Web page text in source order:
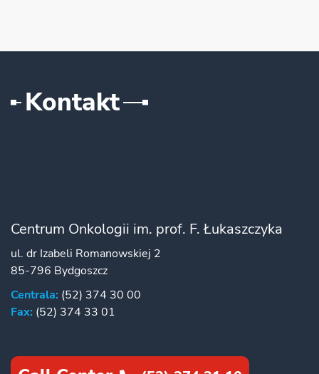
Kontakt
Centrum Onkologii im. prof. F. Łukaszczyka
ul. dr Izabeli Romanowskiej 2
85-796 Bydgoszcz
Centrala: (52) 374 30 00
Fax: (52) 374 33 01